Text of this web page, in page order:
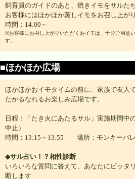
飼育員のガイドのあと、焼きイモをサルた
お客様にはほかほか蒸しイモをお召し上が
時間：14:00～
※お客様にお召し上がりいただくおイモは、十分ご用意
す。
■ほかほか広場
ほかほかおイモタイムの前に、家族で友人
たかるなれるお楽しみ広場です。
日程：「たき火にあたるサル」実施期間中
中止）
時間：13:15～13:55 場所：モンキーバ
◆サル占い！？相性診断
いろいろな質問に答えて、あなたにピッタ
断します